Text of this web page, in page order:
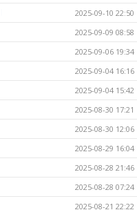
2025-09-10 22:50
2025-09-09 08:58
2025-09-06 19:34
2025-09-04 16:16
2025-09-04 15:42
2025-08-30 17:21
2025-08-30 12:06
2025-08-29 16:04
2025-08-28 21:46
2025-08-28 07:24
2025-08-21 22:22